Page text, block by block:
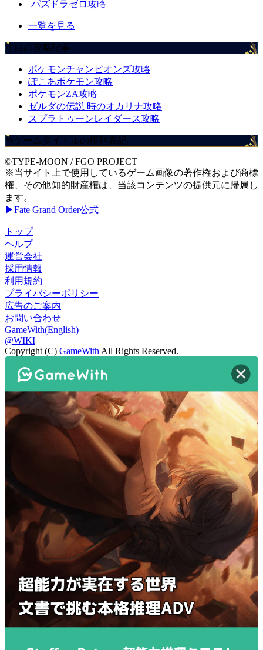
パズドラゼロ攻略
一覧を見る
注目の攻略記事
ポケモンチャンピオンズ攻略
ぽこあポケモン攻略
ポケモンZA攻略
ゼルダの伝説 時のオカリナ攻略
スプラトゥーンレイダース攻略
当ゲームタイトルの権利表記
©TYPE-MOON / FGO PROJECT
※当サイト上で使用しているゲーム画像の著作権および商標
権、その他知的財産権は、当該コンテンツの提供元に帰属し
ます。
▶Fate Grand Order公式
トップ
ヘルプ
運営会社
採用情報
利用規約
プライバシーポリシー
広告のご案内
お問い合わせ
GameWith(English)
@WIKI
Copyright (C) GameWith All Rights Reserved.